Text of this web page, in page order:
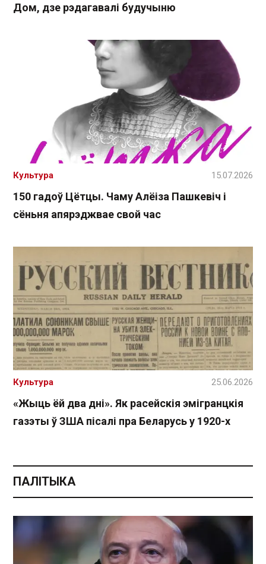
Дом, дзе рэдагавалі будучыню
150 гадоў Цётцы. Чаму Алёіза Пашкевіч і
сёньня апярэджвае свой час
Культура 15.07.2026
«Жыць ёй два дні». Як расейскія эмігранцкія
газэты ў ЗША пісалі пра Беларусь у 1920-х
Культура 25.06.2026
ПАЛІТЫКА